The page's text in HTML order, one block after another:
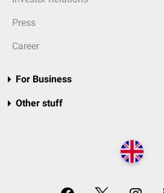
Press
Career
For Business
Other stuff